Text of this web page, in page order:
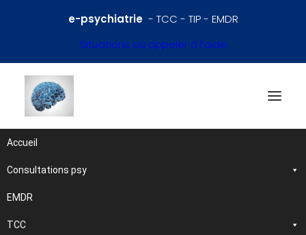
e-psychiatrie- TCC - TIP - EMDR
Situations où appeler à l’aide
Accueil
Consultations psy
EMDR
TCC
et santé mentale